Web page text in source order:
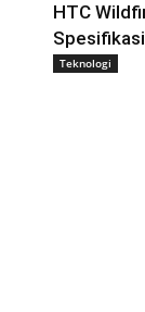
HTC
Spesifikasi
Teknologi